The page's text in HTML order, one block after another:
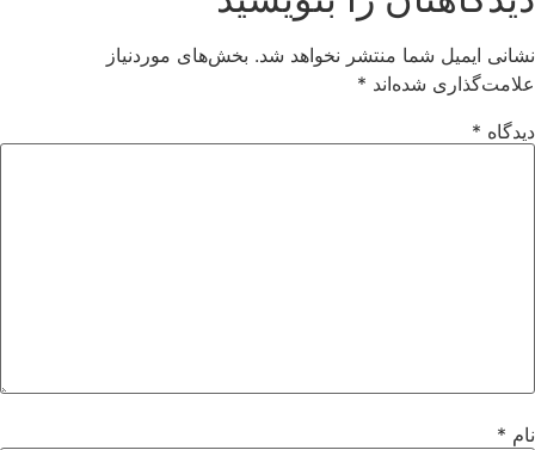
نشانی ایمیل شما منتشر نخواهد شد. بخش‌های موردنیاز
علامت‌گذاری شده‌اند *
دیدگاه *
نام *